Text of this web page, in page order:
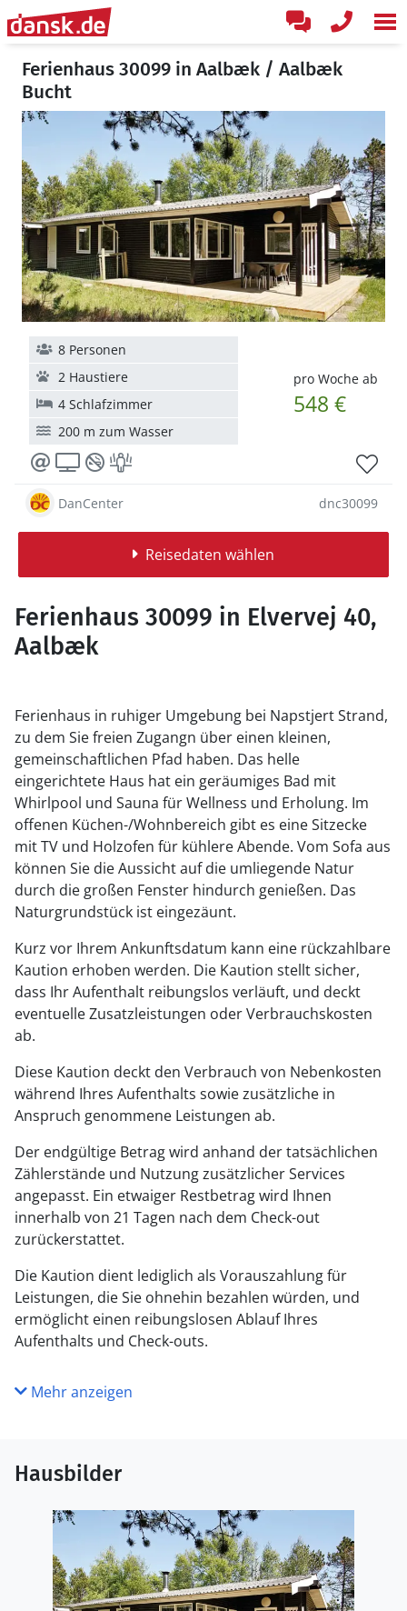
Ferienhaus 30099 in Aalbæk / Aalbæk
Bucht
pro Woche ab
548 €
8 Personen
2 Haustiere
4 Schlafzimmer
200 m zum Wasser
DanCenter dnc30099
Reisedaten wählen
Ferienhaus 30099 in Elvervej 40,
Aalbæk
Ferienhaus in ruhiger Umgebung bei Napstjert Strand,
zu dem Sie freien Zugangn über einen kleinen,
gemeinschaftlichen Pfad haben. Das helle
eingerichtete Haus hat ein geräumiges Bad mit
Whirlpool und Sauna für Wellness und Erholung. Im
offenen Küchen-/Wohnbereich gibt es eine Sitzecke
mit TV und Holzofen für kühlere Abende. Vom Sofa aus
können Sie die Aussicht auf die umliegende Natur
durch die großen Fenster hindurch genießen. Das
Naturgrundstück ist eingezäunt.
Kurz vor Ihrem Ankunftsdatum kann eine rückzahlbare
Kaution erhoben werden. Die Kaution stellt sicher,
dass Ihr Aufenthalt reibungslos verläuft, und deckt
eventuelle Zusatzleistungen oder Verbrauchskosten
ab.
Diese Kaution deckt den Verbrauch von Nebenkosten
während Ihres Aufenthalts sowie zusätzliche in
Anspruch genommene Leistungen ab.
Der endgültige Betrag wird anhand der tatsächlichen
Zählerstände und Nutzung zusätzlicher Services
angepasst. Ein etwaiger Restbetrag wird Ihnen
innerhalb von 21 Tagen nach dem Check-out
zurückerstattet.
Die Kaution dient lediglich als Vorauszahlung für
Leistungen, die Sie ohnehin bezahlen würden, und
ermöglicht einen reibungslosen Ablauf Ihres
Aufenthalts und Check-outs.
Mehr anzeigen
Hausbilder